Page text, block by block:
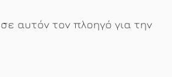
αυτόν τον πλοηγό για την